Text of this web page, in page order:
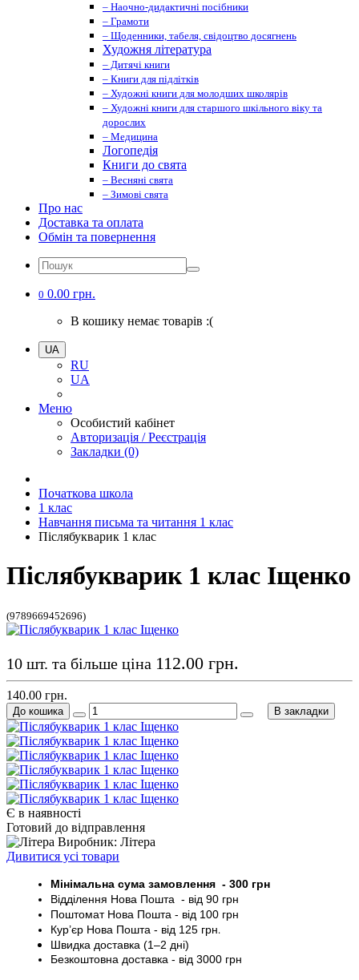
– Наочно-дидактичні посібники
– Грамоти
– Щоденники, табеля, свідоцтво досягнень
Художня література
– Дитячі книги
– Книги для підлітків
– Художні книги для молодших школярів
– Художні книги для старшого шкільного віку та
дорослих
– Медицина
Логопедія
Книги до свята
– Весняні свята
– Зимові свята
Про нас
Доставка та оплата
Обмін та повернення
0 0.00 грн.
В кошику немає товарів :(
UA
RU
UA
Меню
Особистий кабінет
Авторизація / Реєстрація
Закладки (0)
Початкова школа
1 клас
Навчання письма та читання 1 клас
Післябукварик 1 клас
Післябукварик 1 клас Іщенко
(9789669452696)
Є в наявності
Готовий до відправлення
Виробник: Літера
Дивитися усі товари
Мінімальна сума замовлення - 300 грн
Відділення Нова Пошта - від 90 грн
ПоштоматНова Пошта - від 100 грн
Кур’єр Нова Пошта - від 125 грн.
Швидка доставка (1–2 дні)
Безкоштовна доставка - від 3000 грн
10 шт. та більше ціна 112.00 грн.
140.00 грн.
До кошика В закладки